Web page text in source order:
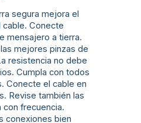
segura mejora el
cable. Conecte
mensajero a tierra.
mejores pinzas de
resistencia no debe
Cumpla con todos
Conecte el cable en
Revise también las
con frecuencia.
conexiones bien